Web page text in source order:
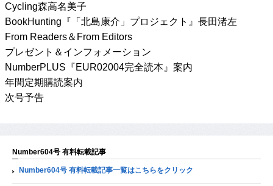
Cycling森高名美子
BookHunting『「北島康介」プロジェクト』長田渚左
From Readers＆From Editors
プレゼント＆インフォメーション
NumberPLUS『EUR02004完全読本』案内
年間定期購読案内
次号予告
Number604号 有料転載記事
Number604号 有料転載記事一覧はこちらをクリック